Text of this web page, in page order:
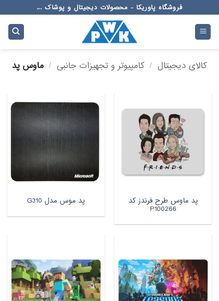
to
content
فروشگاه پاوریکا - محصولات دیجیتال و پوشاک ...
کالای دیجیتال / کامپیوتر و تجهیزات جانبی / ماوس پد
پد ماوس طرح فرندز کد
P100266
پد موس مدل G310